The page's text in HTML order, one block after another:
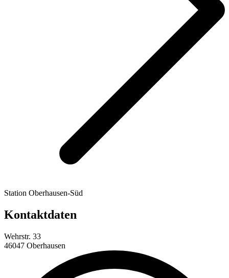
Station Oberhausen-Süd
Kontaktdaten
Wehrstr. 33
46047 Oberhausen